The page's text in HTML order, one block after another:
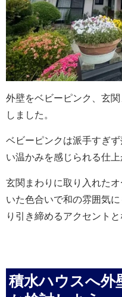
外壁をベビーピンク、玄
しました。
ベビーピンクは派手すぎ
い温かみを感じられる仕上
玄関まわりに取り入れた
いた色合いで和の雰囲気
り引き締めるアクセントと
積水ハウスへ外